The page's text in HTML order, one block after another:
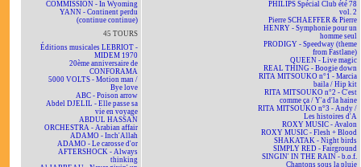
COMMISSION - In Wyoming
YANN - Continent perdu
(continue continue)
45 TOURS
Éditions musicales LEBRIOT -
MIDEM 1970
20ème anniversaire de
CONFORAMA
5000 VOLTS - Motion man /
Bye love
ABC - Poison arrow
Abdel DJELIL - Elle passe sa
vie en voyage
ABDUL HASSAN
ORCHESTRA - Arabian affair
ADAMO - Inch'Allah
ADAMO - Le carosse d'or
AFTERSHOCK - Always
thinking
PHILIPS Spécial Club été 78
vol. 2
Pierre SCHAEFFER & Pierre
HENRY - Symphonie pour un
homme seul
PRODIGY - Speedway (theme
from Fastlane)
QUEEN - Live magic
REAL THING - Boogie down
RITA MITSOUKO n°1 - Marcia
baila / Hip kit
RITA MITSOUKO n°2 - C'est
comme ça / Y'a d'la haine
RITA MITSOUKO n°3 - Andy /
Les histoires d'A
ROXY MUSIC - Avalon
ROXY MUSIC - Flesh + Blood
SHAKATAK - Night birds
SIMPLY RED - Fairground
SINGIN' IN THE RAIN - b.o.f.
Chantons sous la pluie